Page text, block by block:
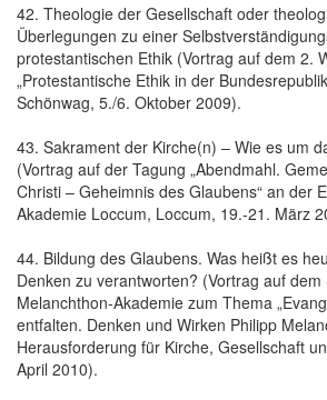
42. Theologie der Gesellschaft oder
Überlegungen zu einer
protestantischen Ethik (Vortrag auf dem 2.
„Protestantische Ethik in der
Schönwag, 5./6. Oktober 2009).
43. Sakrament der Kirche(n) – Wie es um
(Vortrag auf der Tagung „Abendmahl.
Christi – Geheimnis des Glaubens“ an der
Akademie Loccum, Loccum, 19.-21. März
44. Bildung des Glaubens. Was heißt es
Denken zu verantworten? (Vortrag auf
Melanchthon-Akademie zum Thema
entfalten. Denken und Wirken Philipp
Herausforderung für Kirche, Gesellschaft
April 2010).